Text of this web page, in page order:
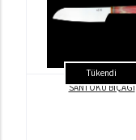
Tükendi
SANTOKU BIÇAĞI